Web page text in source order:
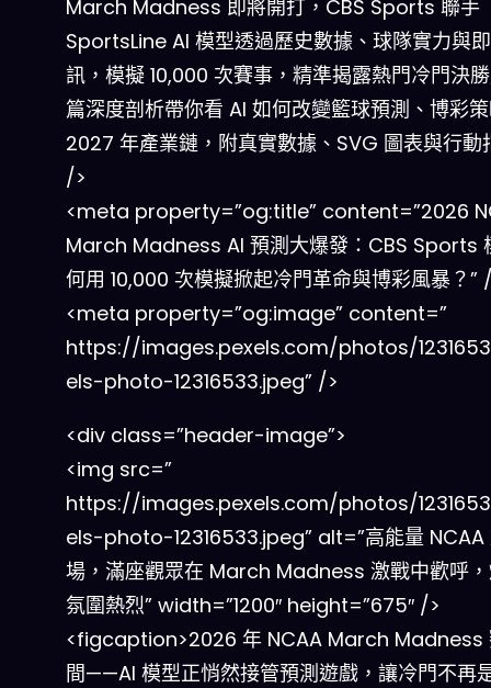
March Madness 即將開打，CBS Sports 聯手
SportsLine AI 模型透過歷史數據、球隊實力與
訊，模擬 10,000 次賽事，精準揭露熱門冷門決
篇深度剖析帶你看 AI 如何改變籃球預測、博彩
2027 年產業鏈，附真實數據、SVG 圖表與行動
/>
<meta property=”og:title” content=”2026
March Madness AI 預測大爆發：CBS Sports
何用 10,000 次模擬掀起冷門革命與博彩風暴？”
<meta property=”og:image” content=”
https://images.pexels.com/photos/
els-photo-12316533.jpeg” />
<div class=”header-image”>
<img src=”
https://images.pexels.com/photos/
els-photo-12316533.jpeg” alt=”高能量 NCAA
場，滿座觀眾在 March Madness 激戰中歡呼
氛圍熱烈” width=”1200″ height=”675″ />
<figcaption>2026 年 NCAA March Madness
間——AI 模型正悄然接管預測遊戲，讓冷門不再